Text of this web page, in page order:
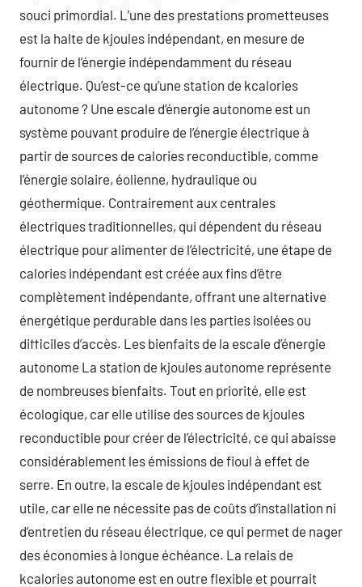
souci primordial. L’une des prestations prometteuses
est la halte de kjoules indépendant, en mesure de
fournir de l’énergie indépendamment du réseau
électrique. Qu’est-ce qu’une station de kcalories
autonome ? Une escale d’énergie autonome est un
système pouvant produire de l’énergie électrique à
partir de sources de calories reconductible, comme
l’énergie solaire, éolienne, hydraulique ou
géothermique. Contrairement aux centrales
électriques traditionnelles, qui dépendent du réseau
électrique pour alimenter de l’électricité, une étape de
calories indépendant est créée aux fins d’être
complètement indépendante, offrant une alternative
énergétique perdurable dans les parties isolées ou
difficiles d’accès. Les bienfaits de la escale d’énergie
autonome La station de kjoules autonome représente
de nombreuses bienfaits. Tout en priorité, elle est
écologique, car elle utilise des sources de kjoules
reconductible pour créer de l’électricité, ce qui abaisse
considérablement les émissions de fioul à effet de
serre. En outre, la escale de kjoules indépendant est
utile, car elle ne nécessite pas de coûts d’installation ni
d’entretien du réseau électrique, ce qui permet de nager
des économies à longue échéance. La relais de
kcalories autonome est en outre flexible et pourrait